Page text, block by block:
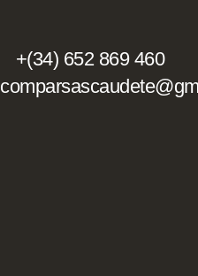
+(34) 652 869 460